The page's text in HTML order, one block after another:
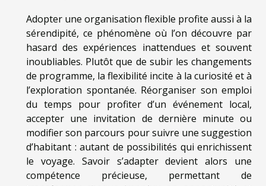
Adopter une organisation flexible profite aussi à la
sérendipité, ce phénomène où l’on découvre par
hasard des expériences inattendues et souvent
inoubliables. Plutôt que de subir les changements
de programme, la flexibilité incite à la curiosité et à
l’exploration spontanée. Réorganiser son emploi
du temps pour profiter d’un événement local,
accepter une invitation de dernière minute ou
modifier son parcours pour suivre une suggestion
d’habitant : autant de possibilités qui enrichissent
le voyage. Savoir s’adapter devient alors une
compétence précieuse, permettant de